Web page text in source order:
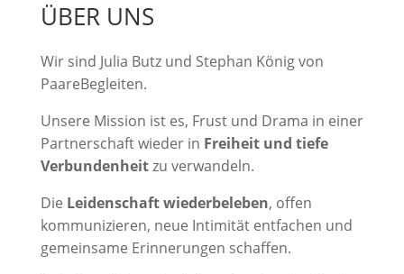
ÜBER UNS
Wir sind Julia Butz und Stephan König von
PaareBegleiten.
Unsere Mission ist es, Frust und Drama in einer
Partnerschaft wieder in Freiheit und tiefe
Verbundenheitzu verwandeln.
Die Leidenschaft wiederbeleben, offen
kommunizieren, neue Intimität entfachen und
gemeinsame Erinnerungen schaffen.